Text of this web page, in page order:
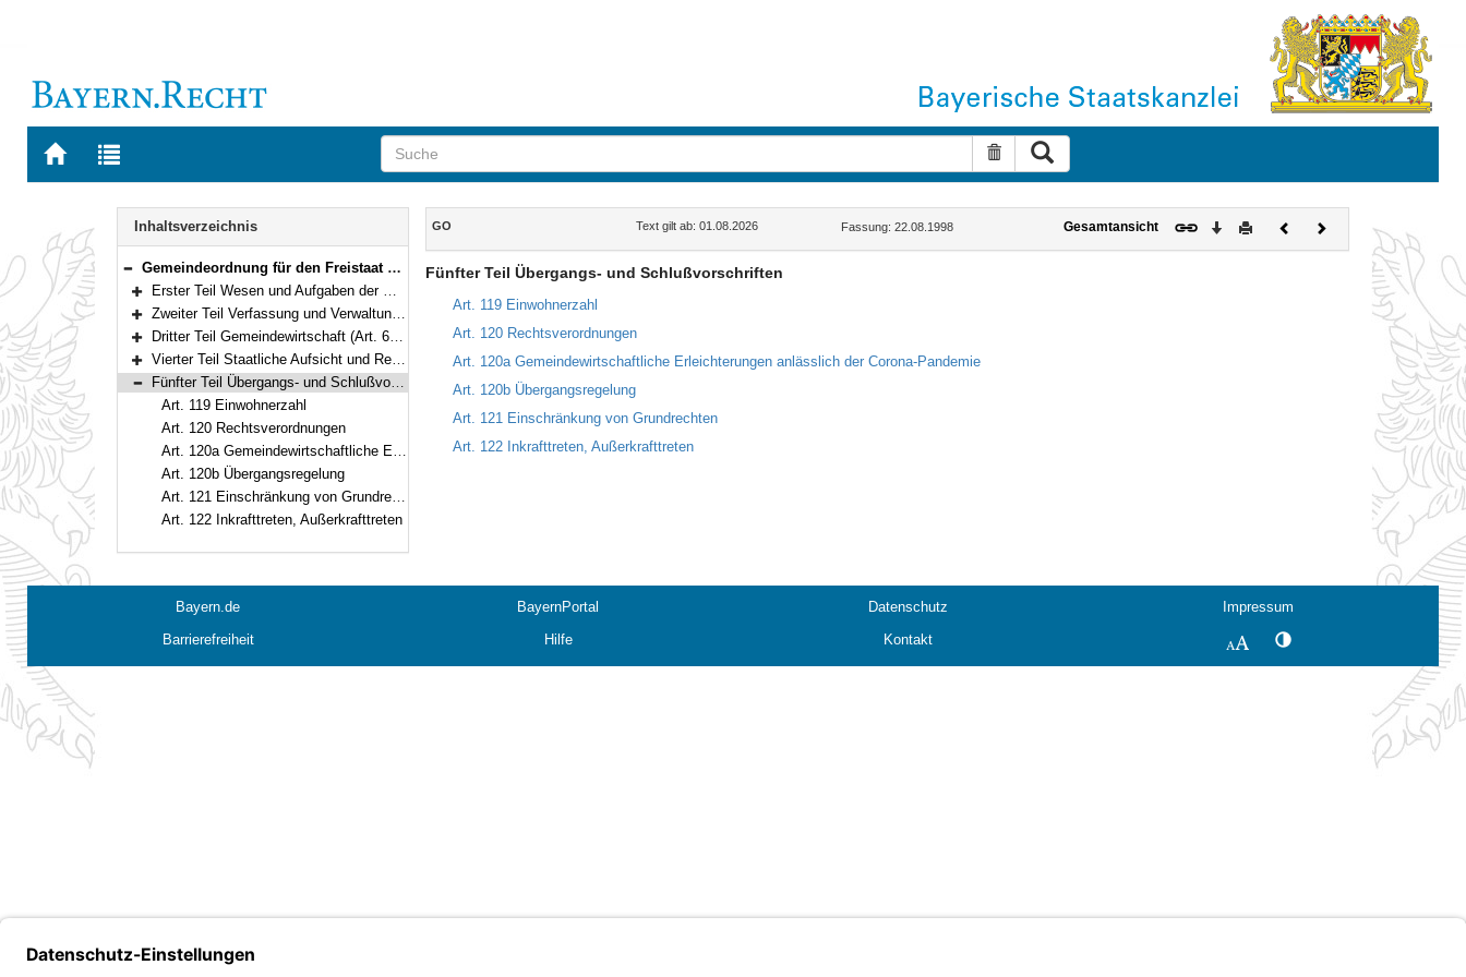
Zur
BAYERN.RECHT
Zur
letzten
Suche zurücksetzen
Navigation
Inhaltsverzeichnis
Bereich reduzieren
Gemeindeordnung für den Freistaat Bayern (Gemeindeordnung – GO) in der Fassung der Bekanntmachung vom 22. August 1998 (GVBl. S. 796) BayRS 2020-1-1-I (Art. 1–122)
Bereich erweitern
Erster Teil Wesen und Aufgaben der Gemeinde (Art. 1–28)
Bereich erweitern
Zweiter Teil Verfassung und Verwaltung der Gemeinde (Art. 29–60a)
Bereich erweitern
Dritter Teil Gemeindewirtschaft (Art. 61–107)
Bereich erweitern
Vierter Teil Staatliche Aufsicht und Rechtsmittel (Art. 108–118)
Bereich reduzieren
Fünfter Teil Übergangs- und Schlußvorschriften (Art. 119–122)
Art. 119 Einwohnerzahl
Art. 120 Rechtsverordnungen
Art. 120a Gemeindewirtschaftliche Erleichterungen anlässlich der Corona-Pandemie
Art. 120b Übergangsregelung
Art. 121 Einschränkung von Grundrechten
Art. 122 Inkrafttreten, Außerkrafttreten
Inhalt
GO Text gilt ab: 01.08.2026 Fassung: 22.08.1998 Gesamtansicht Download
DruckenVorherigesNächstes
Dokument
Fünfter Teil Übergangs- und Schlußvorschriften
Art. 119 Einwohnerzahl
Art. 120 Rechtsverordnungen
Art. 120a Gemeindewirtschaftliche Erleichterungen anlässlich der Corona-Pandemie
Art. 120b Übergangsregelung
Art. 121 Einschränkung von Grundrechten
Art. 122 Inkrafttreten, Außerkrafttreten
Bayern.de BayernPortal Datenschutz
Impressum
Barrierefreiheit
Hilfe Kontakt SchriftgrößeKontrastwechsel